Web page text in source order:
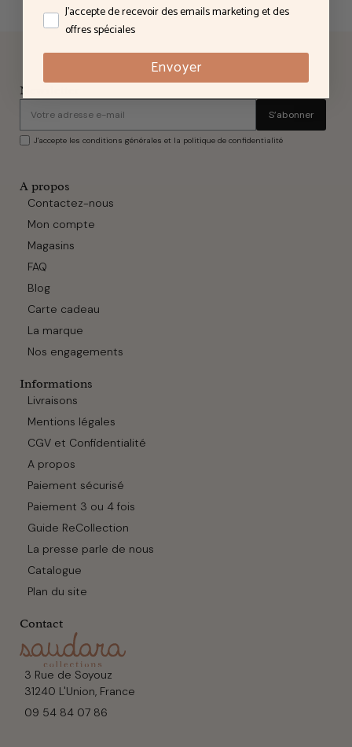
Newsletter
S’abonner
J'accepte les conditions générales et la politique de confidentialité
A propos
Contactez-nous
Mon compte
Magasins
FAQ
Blog
Carte cadeau
La marque
Nos engagements
Informations
Livraisons
Mentions légales
CGV et Confidentialité
A propos
Paiement sécurisé
Paiement 3 ou 4 fois
Guide ReCollection
La presse parle de nous
Catalogue
Plan du site
Contact
3 Rue de Soyouz
31240 L'Union, France
09 54 84 07 86
J'accepte de recevoir des emails marketing et des
J'accepte de recevoir des emails marketing et des
offres spéciales
Envoyer